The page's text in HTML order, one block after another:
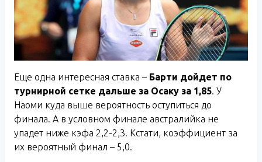
Еще одна интересная ставка – Барти дойдет по
турнирной сетке дальше за Осаку за 1,85. У
Наоми куда выше вероятность оступиться до
финала. А в условном финале австралийка не
упадет ниже кэфа 2,2-2,3. Кстати, коэффициент за
их вероятный финал – 5,0.